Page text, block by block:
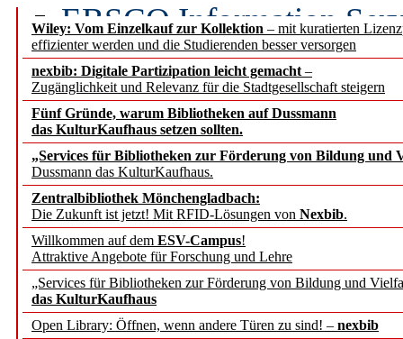
Wiley: Vom Einzelkauf zur Kollektion – mit kuratierten
effizienter werden und die Studierenden besser versorgen
nexbib: Digitale Partizipation leicht gemacht –
Zugänglichkeit und Relevanz für die Stadtgesellschaft steigern
Fünf Gründe, warum Bibliotheken auf Dussmann
das KulturKaufhaus setzen sollten.
„Services für Bibliotheken zur Förderung von Bildung und
Dussmann das KulturKaufhaus.
Zentralbibliothek Mönchengladbach:
Die Zukunft ist jetzt! Mit RFID-Lösungen von Nexbib.
Willkommen auf dem ESV-Campus!
Attraktive Angebote für Forschung und Lehre
„Services für Bibliotheken zur Förderung von Bildung und
das KulturKaufhaus
Open Library: Öffnen, wenn andere Türen zu sind! – nexbib
EBSCO Information
Recherchefunktionen in
Sorbisches Institut neu
Geschichte und
Künstliche Intelligenz
besser zu verstehen
„Leitbegriffe der
des BIÖG erscheinen